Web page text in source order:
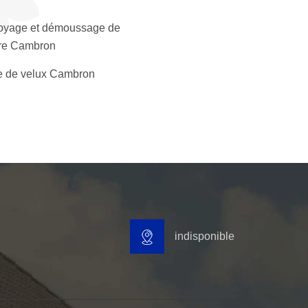
et démoussage de
Cambron
de velux Cambron
indisponible